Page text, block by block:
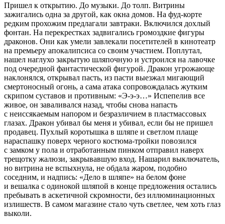
Пришел к открытию. До музыки. До толп. Витрины
зажигались одна за другой, как окна домов. На фуд-корте
редким прохожим предлагали завтраки. Включился дохлый
фонтан. На перекрестках задвигались громоздкие фигуры
драконов. Они как умели завлекали посетителей в кинотеатр
на премьеру апокалипсиса со своим участием. Поплутал,
нашел наглухо закрытую шляпочную и устроился на лавочке
под очередной фантастической фигурой. Дракон угрожающе
наклонялся, открывал пасть, из пасти выезжал мигающий
смертоносный огонь, а сама атака сопровождалась жутким
скрипом суставов и противным: «Э-э-э…» Испепелив все
живое, он заваливался назад, чтобы снова напасть
с неиссякаемым напором и безразличием в пластмассовых
глазах. Дракон убивал бы меня и убивал, если бы не пришел
продавец. Пухлый коротышка в шляпе и светлом плаще
нараспашку поверх черного костюма-тройки повозился
с замком у пола и отработанным пинком отправил наверх
трещотку жалюзи, закрывавшую вход. Нашарил выключатель,
но витрина не вспыхнула, не обдала жаром, подобно
соседним, и надпись: «Дело в шляпе» на белом фоне
и вешалка с одинокой шляпой в конце предложения остались
пребывать в аскетичной скромности, без иллюминационных
излишеств. В самом магазине стало чуть светлее, чем хоть глаз
выколи.